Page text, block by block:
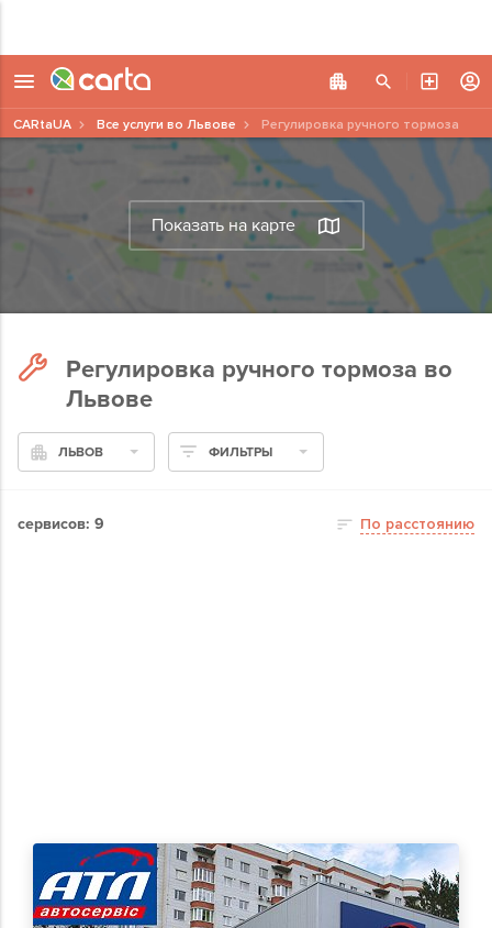
Показать на карте
CARtaUA Все услуги во Львове Регулировка ручного тормоза
Регулировка ручного тормоза во
Львове
ЛЬВОВ ФИЛЬТРЫ
сервисов: 9 По расстоянию